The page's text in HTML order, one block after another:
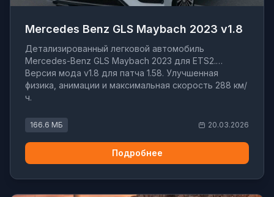
Mercedes Benz GLS Maybach 2023 v1.8
Детализированный легковой автомобиль
Mercedes-Benz GLS Maybach 2023 для ETS2.
Версия мода v1.8 для патча 1.58. Улучшенная
физика, анимации и максимальная скорость 288 км/
ч.
166.6 МБ 20.03.2026
Подробнее